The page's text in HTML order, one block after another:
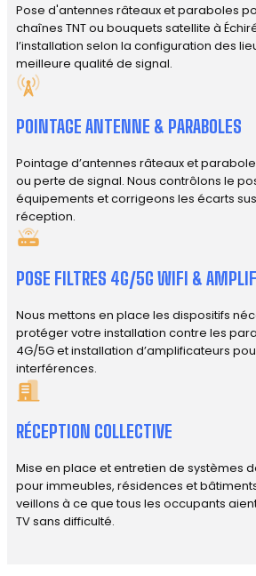
Pose d'antennes râteaux et paraboles
chaînes TNT ou bouquets satellite à
l’installation selon la configuration des
meilleure qualité de signal.
POINTAGE ANTENNE & PARABOLES
Pointage d’antennes râteaux et
ou perte de signal. Nous contrôlons le
équipements et corrigeons les écarts
réception.
POSE FILTRES 4G/5G WIFI &
Nous mettons en place les dispositifs
protéger votre installation contre les
4G/5G et installation d’amplificateurs
interférences.
RÉCEPTION COLLECTIVE
Mise en place et entretien de systèmes
pour immeubles, résidences et
veillons à ce que tous les occupants
TV sans difficulté.